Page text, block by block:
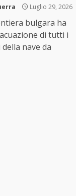
Luglio 29, 2026
bulgara ha
di tutti i
nave da